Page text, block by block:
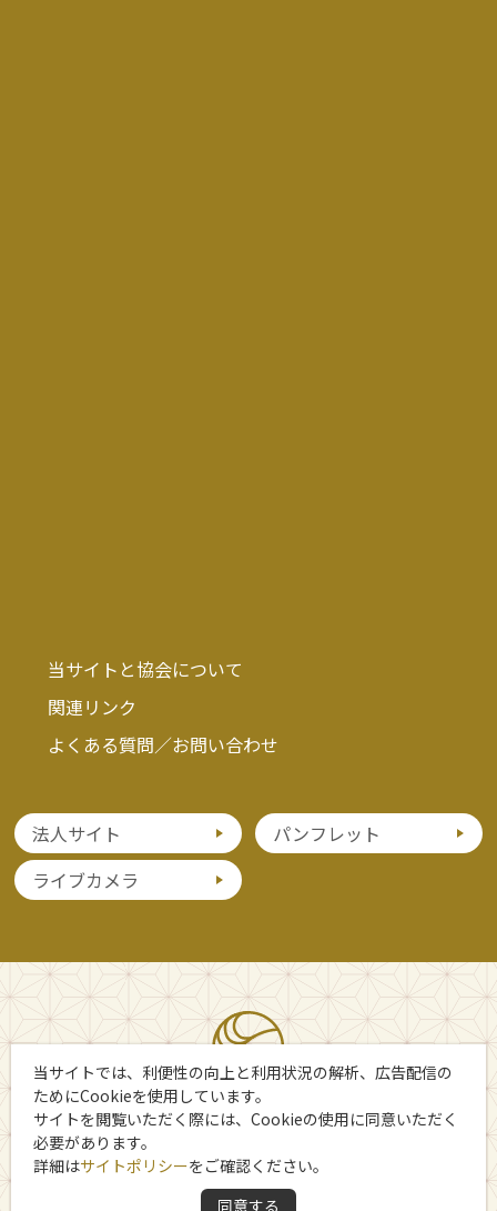
当サイトと協会について
関連リンク
よくある質問／お問い合わせ
法人サイト
パンフレット
ライブカメラ
Copyright 日光市観光協会
当サイトでは、利便性の向上と利用状況の解析、広告配信の
ためにCookieを使用しています。
サイトを閲覧いただく際には、Cookieの使用に同意いただく
必要があります。
詳細はサイトポリシーをご確認ください。
同意する